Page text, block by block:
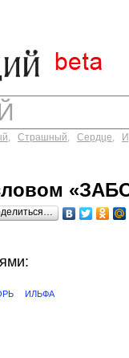
, Страшный, Сердце,
ИЛЬФА